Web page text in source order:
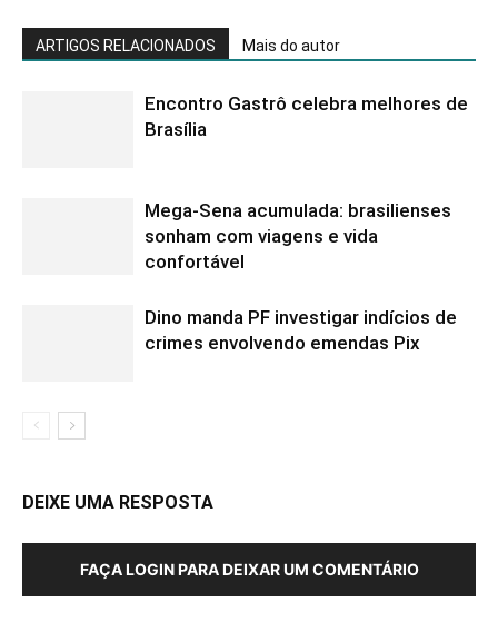
ARTIGOS RELACIONADOS Mais do autor
Encontro Gastrô celebra melhores de
Brasília
Mega-Sena acumulada: brasilienses
sonham com viagens e vida
confortável
Dino manda PF investigar indícios de
crimes envolvendo emendas Pix
DEIXE UMA RESPOSTA
FAÇA LOGIN PARA DEIXAR UM COMENTÁRIO